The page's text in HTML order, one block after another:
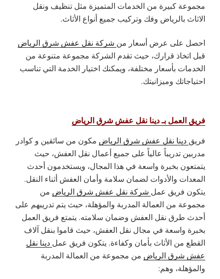
مجموعة كبيرة من الخدمات المتميزة مثل تنظيف ونقل
الاثاث بالرياض وفك وتركيب جميع أنواع الأثاث.
احصل على عرض أسعار من شركة نقل عفش شرق الرياض
قبل اتخاذ قرارك، حيث تقدم الشركة مجموعة متنوعة من
الخدمات بأسعار مختلفة، ويمكنك اختيار الخدمة التي تناسب
احتياجاتك وميزانيتك.
فريق العمل بـ دينا نقل عفش شرق الرياض
فريق دينا نقل عفش شرق الرياض مكون من سائقين و كوادر
مدربين تدريباً عالياً على جميع أعمال نقل العفش، حيث
يتمتعون بخبرة واسعة في هذا المجال، ويستخدمون أحدث
المعدات والأدوات لضمان سلامة وأمان العفش أثناء النقل.
يتكون فريق عمل شركة نقل عفش شرق الرياض من
مجموعة من العمالة المدربة والمؤهلة، حيث يتم تدريبهم على
أحدث طرق نقل العفش وضمان سلامته. يتمتع فريق العمل
بخبرة واسعة في مجال نقل العفش، حيث قاموا بنقل آلاف
القطع من الأثاث بأمان وكفاءة. يتكون فريق عمل دينا نقل
عفش شرق الرياض من مجموعة من العمالة المدربة
والمؤهلة، وهم: